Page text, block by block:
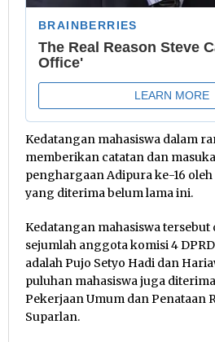
Kedatangan mahasiswa dalam
memberikan catatan dan
penghargaan Adipura ke-16
yang diterima belum lama ini.
Kedatangan mahasiswa tersebut
sejumlah anggota komisi 4
adalah Pujo Setyo Hadi dan
puluhan mahasiswa juga
Pekerjaan Umum dan Penataan
Suparlan.